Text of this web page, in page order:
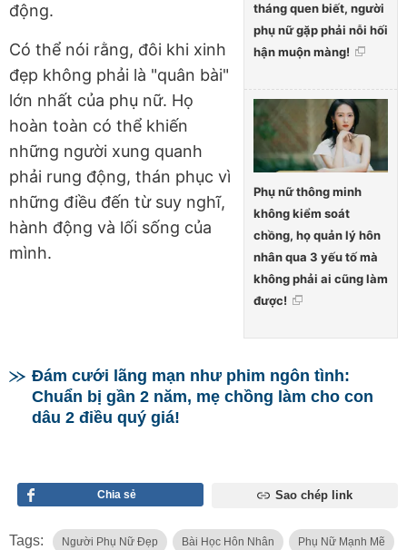
tháng quen biết, người
phụ nữ gặp phải nỗi hối
hận muộn màng!
Phụ nữ thông minh
không kiểm soát
chồng, họ quản lý hôn
nhân qua 3 yếu tố mà
không phải ai cũng làm
được!
động.
Có thể nói rằng, đôi khi xinh
đẹp không phải là "quân bài"
lớn nhất của phụ nữ. Họ
hoàn toàn có thể khiến
những người xung quanh
phải rung động, thán phục vì
những điều đến từ suy nghĩ,
hành động và lối sống của
mình.
Đám cưới lãng mạn như phim ngôn tình:
Chuẩn bị gần 2 năm, mẹ chồng làm cho con
dâu 2 điều quý giá!
Chia sẻ Sao chép link
Tags: Người Phụ Nữ Đẹp Bài Học Hôn Nhân Phụ Nữ Mạnh Mẽ